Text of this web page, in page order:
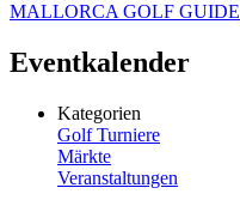
MALLORCA GOLF GUIDE
Eventkalender
Kategorien
Golf Turniere
Märkte
Veranstaltungen